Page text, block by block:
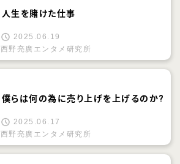
人生を賭けた仕事
2025.06.19
西野亮廣エンタメ研究所
僕らは何の為に売り上げを上げるのか?
2025.06.17
西野亮廣エンタメ研究所